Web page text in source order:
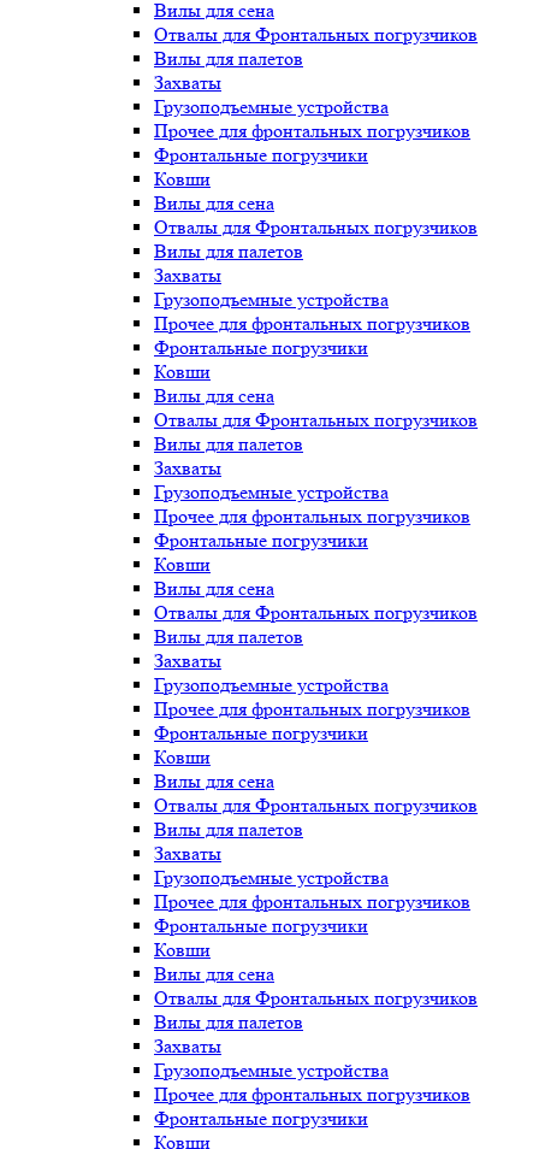
Вилы для сена
Отвалы для Фронтальных погрузчиков
Вилы для палетов
Захваты
Грузоподъемные устройства
Прочее для фронтальных погрузчиков
Фронтальные погрузчики
Ковши
Вилы для сена
Отвалы для Фронтальных погрузчиков
Вилы для палетов
Захваты
Грузоподъемные устройства
Прочее для фронтальных погрузчиков
Фронтальные погрузчики
Ковши
Вилы для сена
Отвалы для Фронтальных погрузчиков
Вилы для палетов
Захваты
Грузоподъемные устройства
Прочее для фронтальных погрузчиков
Фронтальные погрузчики
Ковши
Вилы для сена
Отвалы для Фронтальных погрузчиков
Вилы для палетов
Захваты
Грузоподъемные устройства
Прочее для фронтальных погрузчиков
Фронтальные погрузчики
Ковши
Вилы для сена
Отвалы для Фронтальных погрузчиков
Вилы для палетов
Захваты
Грузоподъемные устройства
Прочее для фронтальных погрузчиков
Фронтальные погрузчики
Ковши
Вилы для сена
Отвалы для Фронтальных погрузчиков
Вилы для палетов
Захваты
Грузоподъемные устройства
Прочее для фронтальных погрузчиков
Фронтальные погрузчики
Ковши